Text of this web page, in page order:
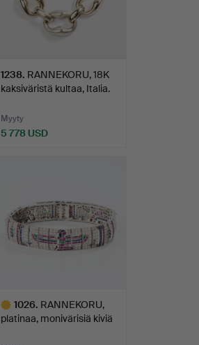
1238. RANNEKORU, 18K
kaksiväristä kultaa, Italia.
Myyty
5 778 USD
1026. RANNEKORU,
platinaa, monivärisiä kiviä